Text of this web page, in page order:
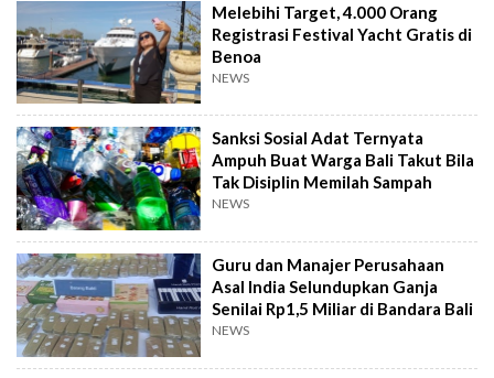
Melebihi Target, 4.000 Orang
Registrasi Festival Yacht Gratis di
Benoa
NEWS
Sanksi Sosial Adat Ternyata
Ampuh Buat Warga Bali Takut Bila
Tak Disiplin Memilah Sampah
NEWS
Guru dan Manajer Perusahaan
Asal India Selundupkan Ganja
Senilai Rp1,5 Miliar di Bandara Bali
NEWS